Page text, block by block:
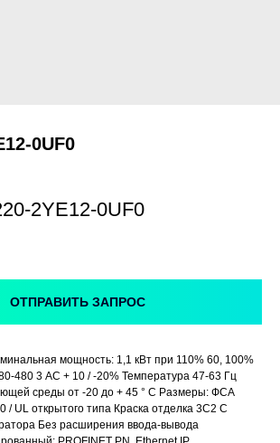
0UF0
2YE12-0UF0
ОТПРАВИТЬ ЗАПРОС
мощность: 1,1 кВт при 110% 60, 100%
480 3 AC + 10 / -20% Температура 47-63 Гц
среды от -20 до + 45 ° C Размеры: ФСА
UL открытого типа Краска отделка 3C2 С
Без расширения ввода-вывода